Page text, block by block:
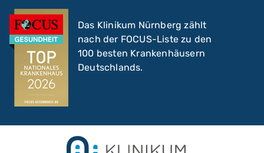
Das Klinikum Nürnberg zählt
nach der FOCUS-Liste zu den
100 besten Krankenhäusern
Deutschlands.